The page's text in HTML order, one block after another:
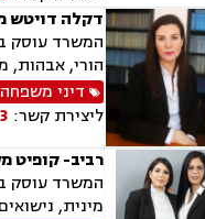
דקלה דויטש
המשרד עוסק
הורי, אבהות,
דיני משפחה
ליצירת קשר:
רביב- קופיט
המשרד עוסק
מינית,